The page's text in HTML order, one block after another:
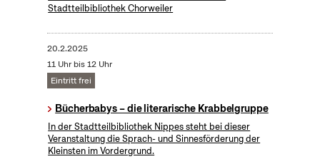
Stadtteilbibliothek Chorweiler
20.2.2025
11 Uhr bis 12 Uhr
Eintritt frei
Bücherbabys – die literarische Krabbelgruppe
In der Stadtteilbibliothek Nippes steht bei dieser
Veranstaltung die Sprach- und Sinnesförderung der
Kleinsten im Vordergrund.